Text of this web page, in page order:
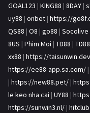
GOAL123 | KING88 | 8DAY |
uy88 | onbet | https://
QS88 | O8 | go88 | Socolive
8US | Phim Moi | TD88 | TD88
xx88 | https://taisunwin.dev
https://ee88-app.sa.com/ |
| https://new88.pet/ |
le keo nha cai | UY88 |
https://sunwin3.nl/ | hitclub